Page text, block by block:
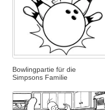
Bowlingpartie für die
Simpsons Familie